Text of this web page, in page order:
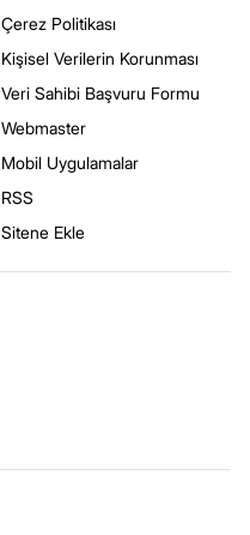
Çerez Politikası
Kişisel Verilerin Korunması
Veri Sahibi Başvuru Formu
Webmaster
Mobil Uygulamalar
RSS
Sitene Ekle